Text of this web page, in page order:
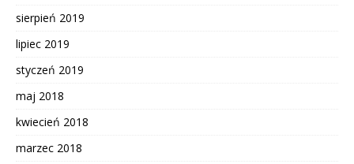
sierpień 2019
lipiec 2019
styczeń 2019
maj 2018
kwiecień 2018
marzec 2018